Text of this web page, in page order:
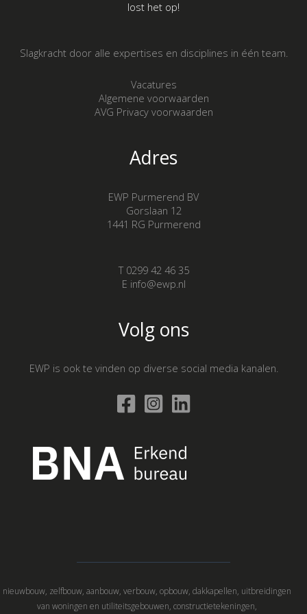
lost het op!
Slagkracht door alle expertises en disciplines in één team.
Vacatures
Algemene voorwaarden
AVG Privacy voorwaarden
Adres
EWP Purmerend BV
Gorslaan 12
1441 RG Purmerend
T 0299 42 46 35
E info@ewp.nl
Volg ons
EWP is ook te vinden op diverse social media kanalen.
nieuwbouw, zelfbouw, aanbouw, verbouw, opbouw, dakkapellen, uitbreidingen
van woningen en utiliteitsgebouwen, constructietekeningen,